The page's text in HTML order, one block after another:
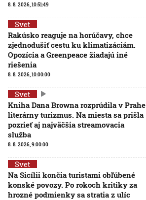
8. 8. 2026, 10:51:49
Svet
Rakúsko reaguje na horúčavy, chce
zjednodušiť cestu ku klimatizáciám.
Opozícia a Greenpeace žiadajú iné
riešenia
8. 8. 2026, 10:00:00
Svet
Kniha Dana Browna rozprúdila v Prahe
literárny turizmus. Na miesta sa prišla
pozrieť aj najväčšia streamovacia
služba
8. 8. 2026, 9:00:00
Svet
Na Sicílii končia turistami obľúbené
konské povozy. Po rokoch kritiky za
hrozné podmienky sa stratia z ulíc